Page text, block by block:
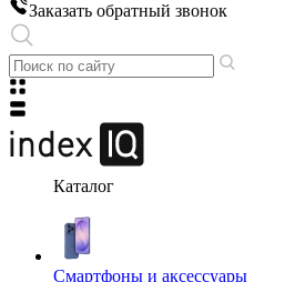
Заказать обратный звонок
Каталог
Смартфоны и аксессуары